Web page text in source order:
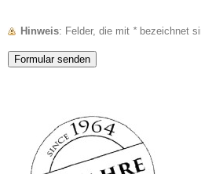
Hinweis : Felder, die mit *bezeichnet